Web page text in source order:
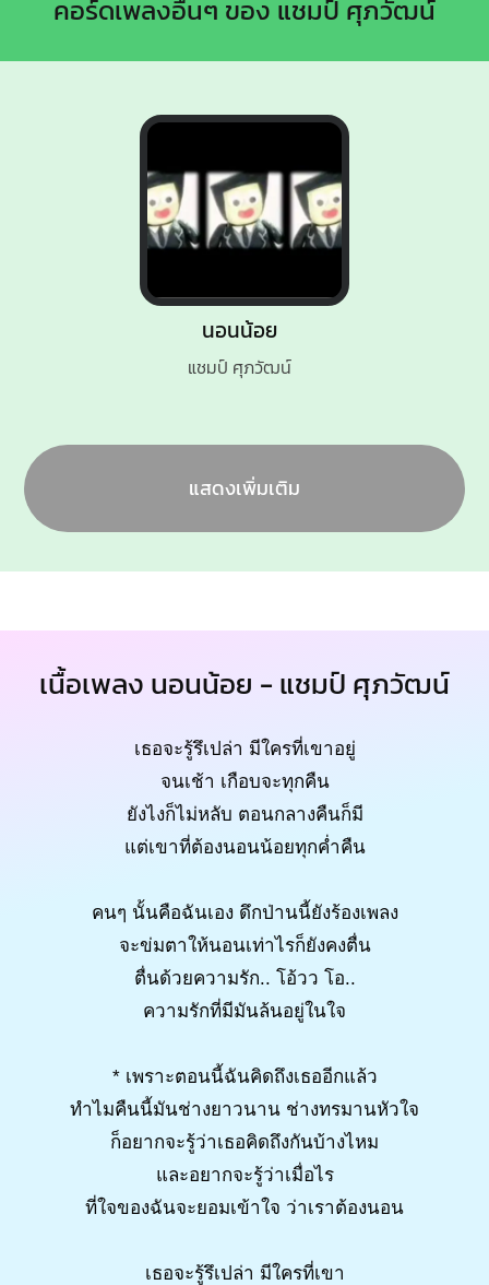
คอร์ดเพลงอื่นๆ ของ แชมป์ ศุภวัฒน์
นอนน้อย
แชมป์ ศุภวัฒน์
แสดงเพิ่มเติม
เนื้อเพลง นอนน้อย - แชมป์ ศุภวัฒน์
เธอจะรู้รึเปล่า มีใครที่เขาอยู่
จนเช้า เกือบจะทุกคืน
ยังไงก็ไม่หลับ ตอนกลางคืนก็มี
แต่เขาที่ต้องนอนน้อยทุกค่ำคืน
คนๆ นั้นคือฉันเอง ดึกป่านนี้ยังร้องเพลง
จะข่มตาให้นอนเท่าไรก็ยังคงตื่น
ตื่นด้วยความรัก.. โอ้วว โอ..
ความรักที่มีมันล้นอยู่ในใจ
* เพราะตอนนี้ฉันคิดถึงเธออีกแล้ว
ทำไมคืนนี้มันช่างยาวนาน ช่างทรมานหัวใจ
ก็อยากจะรู้ว่าเธอคิดถึงกันบ้างไหม
และอยากจะรู้ว่าเมื่อไร
ที่ใจของฉันจะยอมเข้าใจ ว่าเราต้องนอน
เธอจะรู้รึเปล่า มีใครที่เขา